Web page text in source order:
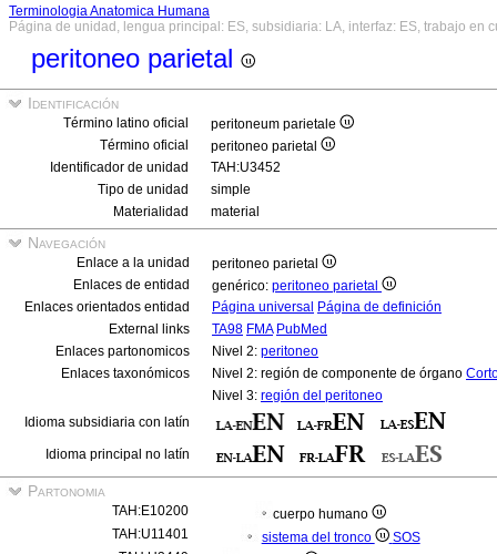
Terminologia Anatomica Humana
Página de unidad, lengua principal: ES, subsidiaria: LA, interfaz: ES, trabajo en
peritoneo parietal
Identificación
Término latino oficial
peritoneum parietale
Término oficial
peritoneo parietal
Identificador de unidad
TAH:U3452
Tipo de unidad
simple
Materialidad
material
Navegación
Enlace a la unidad
peritoneo parietal
Enlaces de entidad
genérico: peritoneo parietal
Enlaces orientados entidad
Página universal Página de definición
External links
TA98 FMA PubMed
Enlaces partonomicos
Nivel 2: peritoneo
Enlaces taxonómicos
Nivel 2: región de componente de órgano
Nivel 3: región del peritoneo
Idioma subsidiaria con latín
Idioma principal no latín
Partonomia
TAH:E10200
cuerpo humano
TAH:U11401
sistema del tronco
SOS